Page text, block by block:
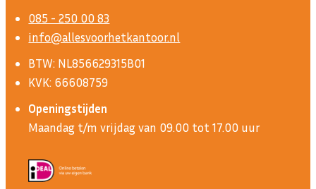
085 - 250 00 83
info@allesvoorhetkantoor.nl
BTW: NL856629315B01
KVK: 66608759
Openingstijden
Maandag t/m vrijdag van 09.00 tot 17.00 uur